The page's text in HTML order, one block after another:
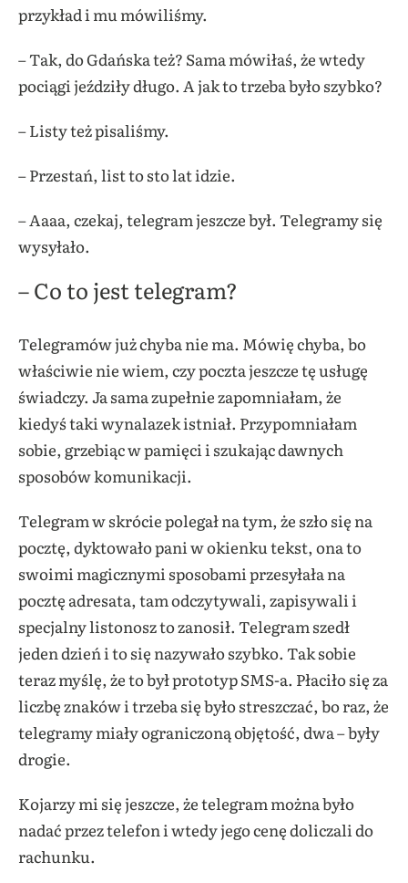
przykład i mu mówiliśmy.
– Tak, do Gdańska też? Sama mówiłaś, że wtedy
pociągi jeździły długo. A jak to trzeba było szybko?
– Listy też pisaliśmy.
– Przestań, list to sto lat idzie.
– Aaaa, czekaj, telegram jeszcze był. Telegramy się
wysyłało.
– Co to jest telegram?
Telegramów już chyba nie ma. Mówię chyba, bo
właściwie nie wiem, czy poczta jeszcze tę usługę
świadczy. Ja sama zupełnie zapomniałam, że
kiedyś taki wynalazek istniał. Przypomniałam
sobie, grzebiąc w pamięci i szukając dawnych
sposobów komunikacji.
Telegram w skrócie polegał na tym, że szło się na
pocztę, dyktowało pani w okienku tekst, ona to
swoimi magicznymi sposobami przesyłała na
pocztę adresata, tam odczytywali, zapisywali i
specjalny listonosz to zanosił. Telegram szedł
jeden dzień i to się nazywało szybko. Tak sobie
teraz myślę, że to był prototyp SMS-a. Płaciło się za
liczbę znaków i trzeba się było streszczać, bo raz, że
telegramy miały ograniczoną objętość, dwa – były
drogie.
Kojarzy mi się jeszcze, że telegram można było
nadać przez telefon i wtedy jego cenę doliczali do
rachunku.